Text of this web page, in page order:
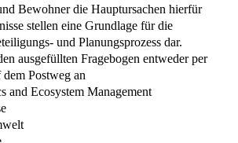
Bewohner die Hauptursachen hierfür
stellen eine Grundlage für die
und Planungsprozess dar.
ausgefüllten Fragebogen entweder per
Postweg an
and Ecosystem Management